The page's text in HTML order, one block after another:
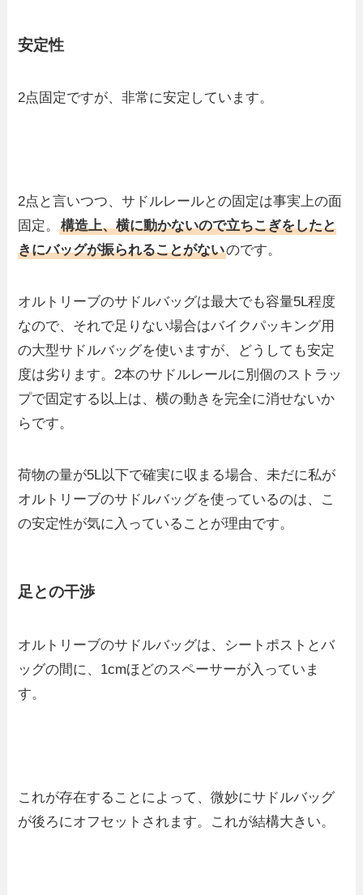
安定性
2点固定ですが、非常に安定しています。
2点と言いつつ、サドルレールとの固定は事実上の面
固定。構造上、横に動かないので立ちこぎをしたと
きにバッグが振られることがないのです。
オルトリーブのサドルバッグは最大でも容量5L程度
なので、それで足りない場合はバイクパッキング用
の大型サドルバッグを使いますが、どうしても安定
度は劣ります。2本のサドルレールに別個のストラッ
プで固定する以上は、横の動きを完全に消せないか
らです。
荷物の量が5L以下で確実に収まる場合、未だに私が
オルトリーブのサドルバッグを使っているのは、こ
の安定性が気に入っていることが理由です。
足との干渉
オルトリーブのサドルバッグは、シートポストとバ
ッグの間に、1cmほどのスペーサーが入っていま
す。
これが存在することによって、微妙にサドルバッグ
が後ろにオフセットされます。これが結構大きい。